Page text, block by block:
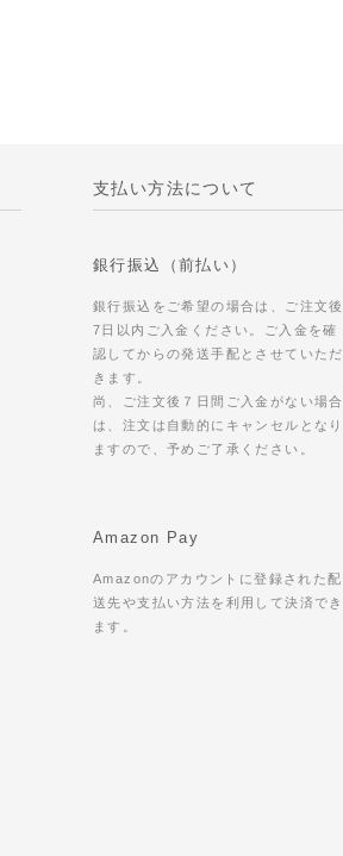
支払い方法について
銀行振込（前払い）
銀行振込をご希望の場合は、ご注文後
7日以内ご入金ください。ご入金を確
認してからの発送手配とさせていただ
きます。
尚、ご注文後７日間ご入金がない場合
は、注文は自動的にキャンセルとなり
ますので、予めご了承ください。
Amazon Pay
Amazonのアカウントに登録された配
送先や支払い方法を利用して決済でき
ます。